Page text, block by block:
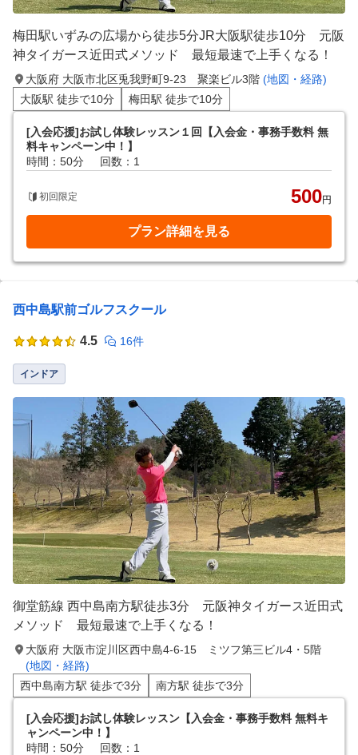
梅田駅いずみの広場から徒歩5分JR大阪駅徒歩10分 元阪
神タイガース近田式メソッド 最短最速で上手くなる！
大阪府 大阪市北区兎我野町9-23 聚楽ビル3階 (地図・経路)
大阪駅 徒歩で10分
梅田駅 徒歩で10分
[入会応援]お試し体験レッスン１回【入会金・事務手数料 無
料キャンペーン中！】
時間：50分
回数：1
初回限定 500円
プラン詳細を見る
西中島駅前ゴルフスクール
4.5 16件
インドア
御堂筋線 西中島南方駅徒歩3分 元阪神タイガース近田式
メソッド 最短最速で上手くなる！
大阪府 大阪市淀川区西中島4-6-15 ミツフ第三ビル4・5階
(地図・経路)
西中島南方駅 徒歩で3分
南方駅 徒歩で3分
[入会応援]お試し体験レッスン【入会金・事務手数料 無料キ
ャンペーン中！】
時間：50分
回数：1